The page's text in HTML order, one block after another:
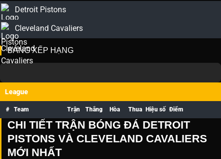
Detroit Pistons
Cleveland Cavaliers
BẢNG XẾP HẠNG
League
# Team Trận Thắng Hòa Thua Hiệu số Điểm
CHI TIẾT TRẬN BÓNG ĐÁ DETROIT
PISTONS VÀ CLEVELAND CAVALIERS
MỚI NHẤT